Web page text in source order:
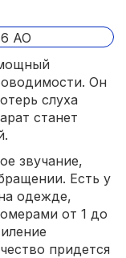
Он
слуха
станет
звучание,
Есть у
одежде,
от 1 до
придется